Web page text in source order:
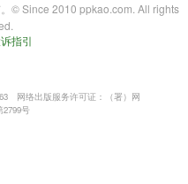
© Since 2010 ppkao.com. All rights
指引
网络出版服务许可证：（署）网
号